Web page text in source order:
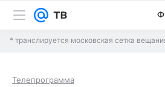
* транслируется московская сетка
Телепрограмма